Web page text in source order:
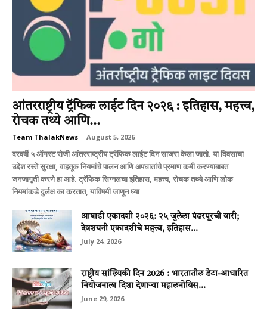
आंतरराष्ट्रीय ट्रॅफिक लाईट दिन २०२६ : इतिहास, महत्त्व,
रोचक तथ्ये आणि...
Team ThalakNews - August 5, 2026
दरवर्षी ५ ऑगस्ट रोजी आंतरराष्ट्रीय ट्रॅफिक लाईट दिन साजरा केला जातो. या दिवसाचा
उद्देश रस्ते सुरक्षा, वाहतूक नियमांचे पालन आणि अपघातांचे प्रमाण कमी करण्याबाबत
जनजागृती करणे हा आहे. ट्रॅफिक सिग्नलचा इतिहास, महत्त्व, रोचक तथ्ये आणि लोक
नियमांकडे दुर्लक्ष का करतात, याविषयी जाणून घ्या
आषाढी एकादशी २०२६: २५ जुलैला पंढरपूरची वारी;
देवशयनी एकादशीचे महत्त्व, इतिहास...
July 24, 2026
राष्ट्रीय सांख्यिकी दिन 2026 : भारतातील डेटा-आधारित
नियोजनाला दिशा देणाऱ्या महालनोबिस...
June 29, 2026